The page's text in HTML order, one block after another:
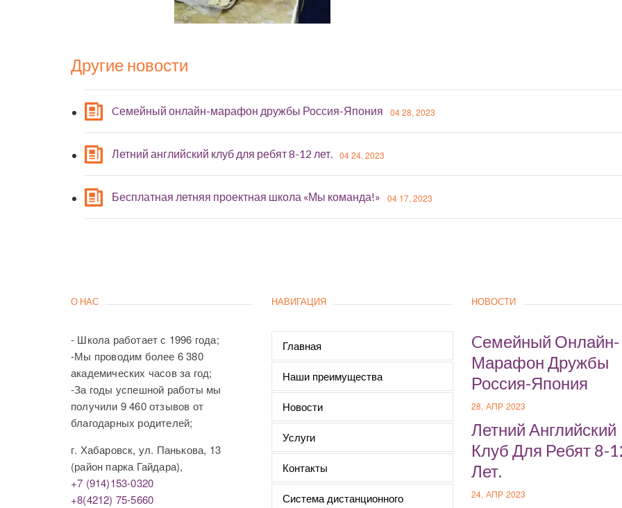
Другие новости
Cемейный онлайн-марафон дружбы Россия-Япония 04 28, 2023
Летний английский клуб для ребят 8-12 лет. 04 24, 2023
Бесплатная летняя проектная школа «Мы команда!» 04 17, 2023
О НАС
- Школа работает с 1996 года;
-Мы проводим более 6 380
академических часов за год;
-За годы успешной работы мы
получили 9 460 отзывов от
благодарных родителей;
г. Хабаровск, ул. Панькова, 13
(район парка Гайдара),
+7 (914)153-0320
+8(4212) 75-5660
НАВИГАЦИЯ
Главная
Наши преимущества
Новости
Услуги
Контакты
Система дистанционного
НОВОСТИ
Cемейный Онлайн-
Марафон Дружбы
Россия-Япония
28, АПР 2023
Летний Английский
Клуб Для Ребят 8-
Лет.
24, АПР 2023